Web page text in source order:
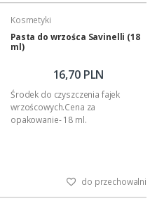
Kosmetyki
Pasta do wrzośca Savinelli (18
ml)
16,70 PLN
Środek do czyszczenia fajek
wrzoścowych.Cena za
opakowanie- 18 ml.
do przechowalni